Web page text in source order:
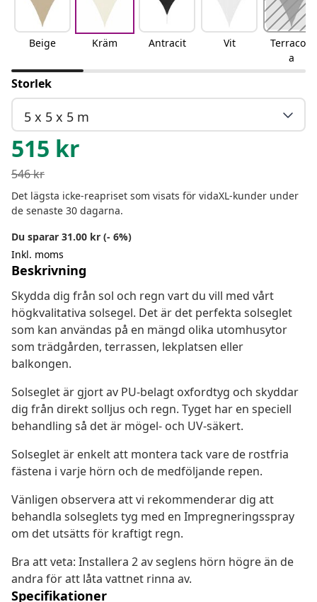
Beige Kräm Antracit Vit
Terracott
a
Storlek
5 x 5 x 5 m
515 kr
546kr
Det lägsta icke-reapriset som visats för vidaXL-kunder under
de senaste 30 dagarna.
Du sparar 31.00 kr (- 6%)
Inkl. moms
Beskrivning
Skydda dig från sol och regn vart du vill med vårt
högkvalitativa solsegel. Det är det perfekta solseglet
som kan användas på en mängd olika utomhusytor
som trädgården, terrassen, lekplatsen eller
balkongen.
Solseglet är gjort av PU-belagt oxfordtyg och skyddar
dig från direkt solljus och regn. Tyget har en speciell
behandling så det är mögel- och UV-säkert.
Solseglet är enkelt att montera tack vare de rostfria
fästena i varje hörn och de medföljande repen.
Vänligen observera att vi rekommenderar dig att
behandla solseglets tyg med en Impregneringsspray
om det utsätts för kraftigt regn.
Bra att veta: Installera 2 av seglens hörn högre än de
andra för att låta vattnet rinna av.
Specifikationer